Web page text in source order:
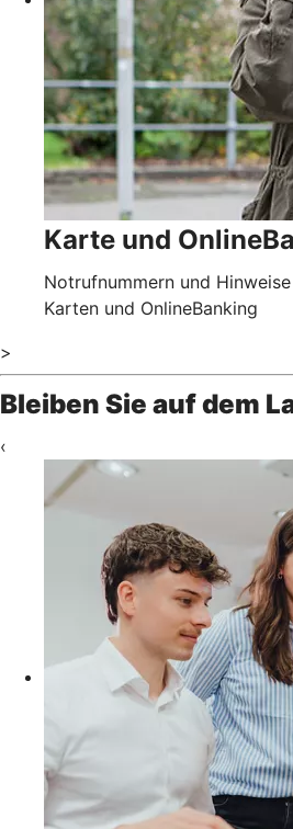
Karte und
Notrufnummern und
Karten und OnlineBanking
>
Bleiben Sie auf dem
‹